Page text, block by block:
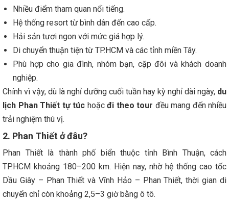
Nhiều điểm tham quan nổi tiếng.
Hệ thống resort từ bình dân đến cao cấp.
Hải sản tươi ngon với mức giá hợp lý.
Di chuyển thuận tiện từ TP.HCM và các tỉnh miền Tây.
Phù hợp cho gia đình, nhóm bạn, cặp đôi và khách doanh
nghiệp.
Chính vì vậy, dù là nghỉ dưỡng cuối tuần hay kỳ nghỉ dài ngày, du
lịch Phan Thiết tự túc hoặc đi theo tour đều mang đến nhiều
trải nghiệm thú vị.
2. Phan Thiết ở đâu?
Phan Thiết là thành phố biển thuộc tỉnh Bình Thuận, cách
TP.HCM khoảng 180–200 km. Hiện nay, nhờ hệ thống cao tốc
Dầu Giây – Phan Thiết và Vĩnh Hảo – Phan Thiết, thời gian di
chuyển chỉ còn khoảng 2,5–3 giờ bằng ô tô.